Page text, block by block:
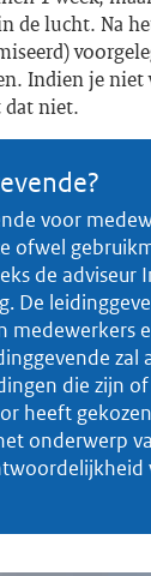
de lucht. Na
Indien je
dat niet.
voor
ofwel
de adviseur
De
zal
die zijn
heeft
onderwerp